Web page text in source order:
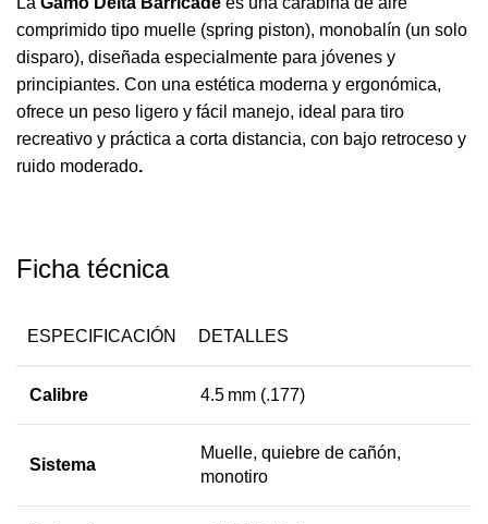
comprimido tipo muelle (spring piston), monobalín (un solo
disparo), diseñada especialmente para jóvenes y
principiantes. Con una estética moderna y ergonómica,
ofrece un peso ligero y fácil manejo, ideal para tiro
recreativo y práctica a corta distancia, con bajo retroceso y
ruido moderado.
Ficha técnica
ESPECIFICACIÓN DETALLES
Calibre 4.5 mm (.177)
Sistema
Muelle, quiebre de cañón,
monotiro